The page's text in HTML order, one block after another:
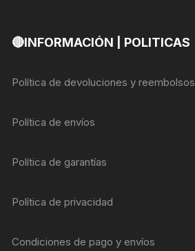
🔴INFORMACIÓN | POLITICAS
Política de devoluciones y reembolsos
Política de envíos
Política de garantías
Política de privacidad
Condiciones de pago y envíos